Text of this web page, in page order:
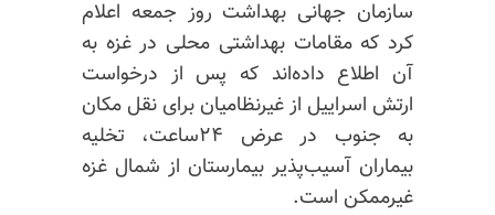
سازمان جهانی بهداشت روز جمعه اعلام
کرد که مقامات بهداشتی محلی در غزه به
آن اطلاع داده‌اند که پس از درخواست
ارتش اسراییل از غیرنظامیان برای نقل مکان
به جنوب در عرض ۲۴ساعت، تخلیه
بیماران آسیب‌پذیر بیمارستان از شمال غزه
غیرممکن است.